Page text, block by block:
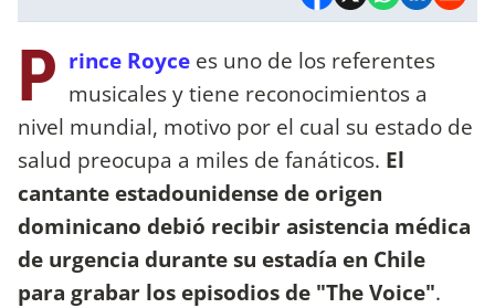
P rince Royce es uno de los referentes
musicales y tiene reconocimientos a
nivel mundial, motivo por el cual su estado de
salud preocupa a miles de fanáticos. El
cantante estadounidense de origen
dominicano debió recibir asistencia médica
de urgencia durante su estadía en Chile
para grabar los episodios de "The Voice".